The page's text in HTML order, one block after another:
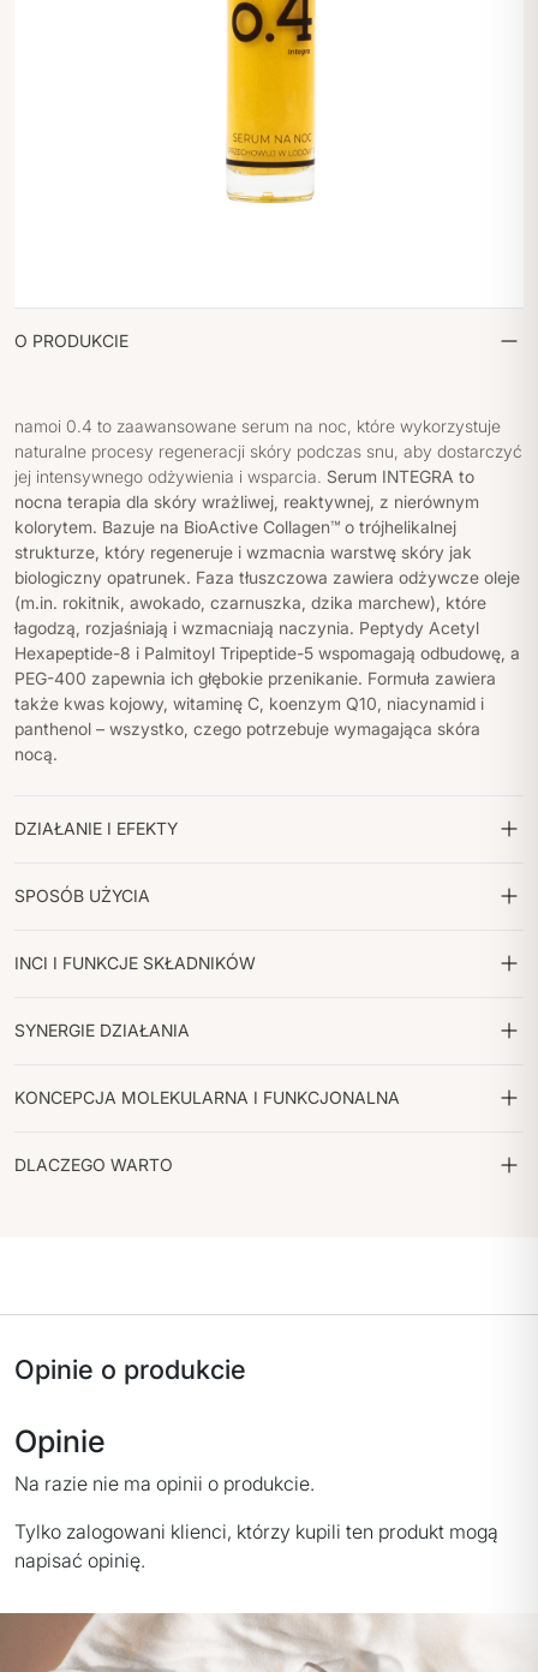
O PRODUKCIE
namoi 0.4 to zaawansowane serum na noc, które wykorzystuje
naturalne procesy regeneracji skóry podczas snu, aby dostarczyć
jej intensywnego odżywienia i wsparcia. Serum INTEGRA to
nocna terapia dla skóry wrażliwej, reaktywnej, z nierównym
kolorytem. Bazuje na BioActive Collagen™ o trójhelikalnej
strukturze, który regeneruje i wzmacnia warstwę skóry jak
biologiczny opatrunek. Faza tłuszczowa zawiera odżywcze oleje
(m.in. rokitnik, awokado, czarnuszka, dzika marchew), które
łagodzą, rozjaśniają i wzmacniają naczynia. Peptydy Acetyl
Hexapeptide-8 i Palmitoyl Tripeptide-5 wspomagają odbudowę, a
PEG-400 zapewnia ich głębokie przenikanie. Formuła zawiera
także kwas kojowy, witaminę C, koenzym Q10, niacynamid i
panthenol – wszystko, czego potrzebuje wymagająca skóra
nocą.
DZIAŁANIE I EFEKTY
SPOSÓB UŻYCIA
INCI I FUNKCJE SKŁADNIKÓW
SYNERGIE DZIAŁANIA
KONCEPCJA MOLEKULARNA I FUNKCJONALNA
DLACZEGO WARTO
Opinie o produkcie
Opinie
Na razie nie ma opinii o produkcie.
Tylko zalogowani klienci, którzy kupili ten produkt mogą
napisać opinię.